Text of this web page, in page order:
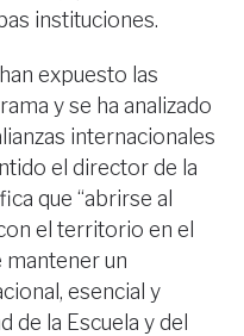
instituciones.
expuesto las
y se ha analizado
internacionales
el director de la
que “abrirse al
el territorio en el
un
esencial y
de la Escuela y del